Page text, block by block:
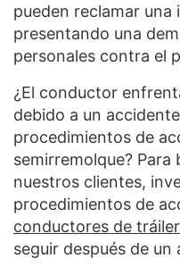
pueden reclamar una
presentando una
personales contra el
¿El conductor
debido a un
procedimientos de
semirremolque?
nuestros clientes,
procedimientos de
conductores de
seguir después de un